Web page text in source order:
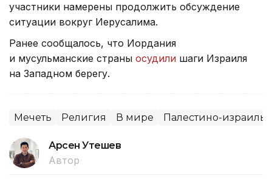
участники намерены продолжить обсуждение
ситуации вокруг Иерусалима.
Ранее сообщалось, что Иордания
и мусульманские страны осудили шаги Израиля
на Западном берегу.
Мечеть Религия В мире Палестино-
Арсен Утешев
Автор